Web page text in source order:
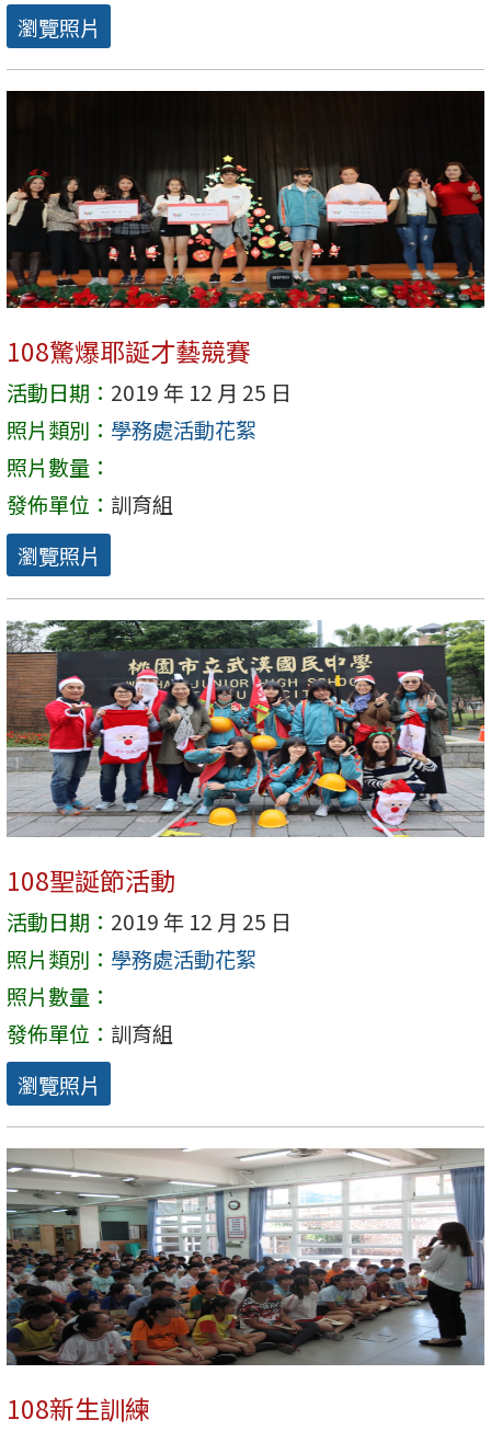
瀏覽照片
108驚爆耶誕才藝競賽
活動日期： 2019 年 12 月 25 日
照片類別： 學務處活動花絮
照片數量：
發佈單位： 訓育組
瀏覽照片
108聖誕節活動
活動日期： 2019 年 12 月 25 日
照片類別： 學務處活動花絮
照片數量：
發佈單位： 訓育組
瀏覽照片
108新生訓練